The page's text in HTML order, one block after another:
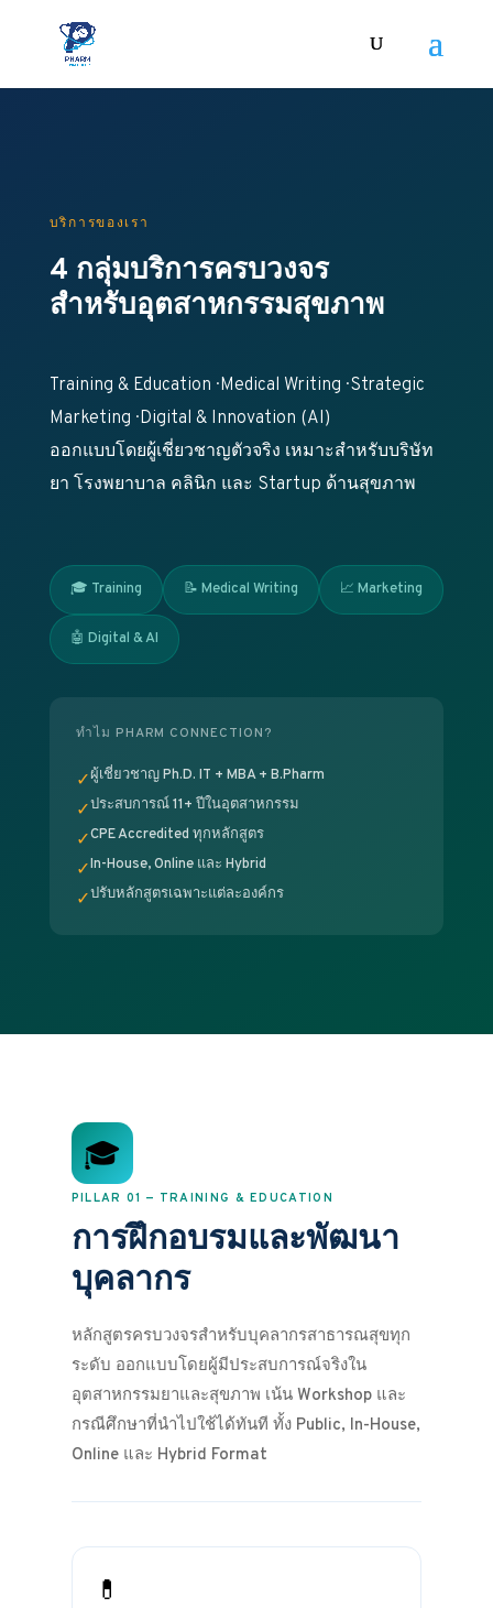
บริการของเรา
4 กลุ่มบริการครบวงจร
สำหรับอุตสาหกรรมสุขภาพ
Training & Education · Medical Writing · Strategic
Marketing · Digital & Innovation (AI)
ออกแบบโดยผู้เชี่ยวชาญตัวจริง เหมาะสำหรับบริษัท
ยา โรงพยาบาล คลินิก และ Startup ด้านสุขภาพ
🎓 Training 📝 Medical Writing 📈 Marketing
🤖 Digital & AI
ทำไม PHARM CONNECTION?
✓ผู้เชี่ยวชาญ Ph.D. IT + MBA + B.Pharm
✓ประสบการณ์ 11+ ปีในอุตสาหกรรม
✓CPE Accredited ทุกหลักสูตร
✓In-House, Online และ Hybrid
✓ปรับหลักสูตรเฉพาะแต่ละองค์กร
🎓
PILLAR 01 — TRAINING & EDUCATION
การฝึกอบรมและพัฒนา
บุคลากร
หลักสูตรครบวงจรสำหรับบุคลากรสาธารณสุขทุก
ระดับ ออกแบบโดยผู้มีประสบการณ์จริงใน
อุตสาหกรรมยาและสุขภาพ เน้น Workshop และ
กรณีศึกษาที่นำไปใช้ได้ทันที ทั้ง Public, In-House,
Online และ Hybrid Format
💊